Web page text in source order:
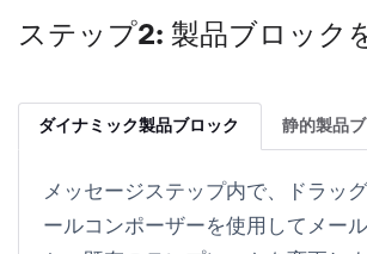
ステップ2: 製品ブロック
ダイナミック製品ブロック 静的製品
メッセージステップ内で、ドラッ
ールコンポーザーを使用してメー